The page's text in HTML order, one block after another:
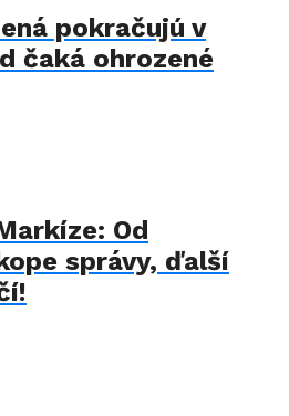
pokračujú v
čaká ohrozené
Od
správy, ďalší